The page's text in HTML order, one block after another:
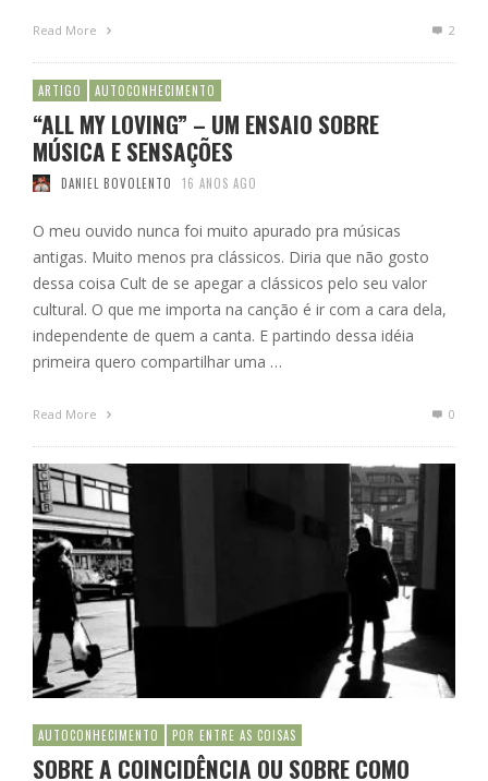
Read More 2
ARTIGO AUTOCONHECIMENTO
“ALL MY LOVING” – UM ENSAIO SOBRE
MÚSICA E SENSAÇÕES
DANIEL BOVOLENTO 16 ANOS AGO
O meu ouvido nunca foi muito apurado pra músicas
antigas. Muito menos pra clássicos. Diria que não gosto
dessa coisa Cult de se apegar a clássicos pelo seu valor
cultural. O que me importa na canção é ir com a cara dela,
independente de quem a canta. E partindo dessa idéia
primeira quero compartilhar uma …
Read More 0
AUTOCONHECIMENTO POR ENTRE AS COISAS
SOBRE A COINCIDÊNCIA OU SOBRE COMO